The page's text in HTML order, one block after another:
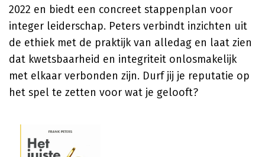
2022 en biedt een concreet stappenplan voor
integer leiderschap. Peters verbindt inzichten uit
de ethiek met de praktijk van alledag en laat zien
dat kwetsbaarheid en integriteit onlosmakelijk
met elkaar verbonden zijn. Durf jij je reputatie op
het spel te zetten voor wat je gelooft?